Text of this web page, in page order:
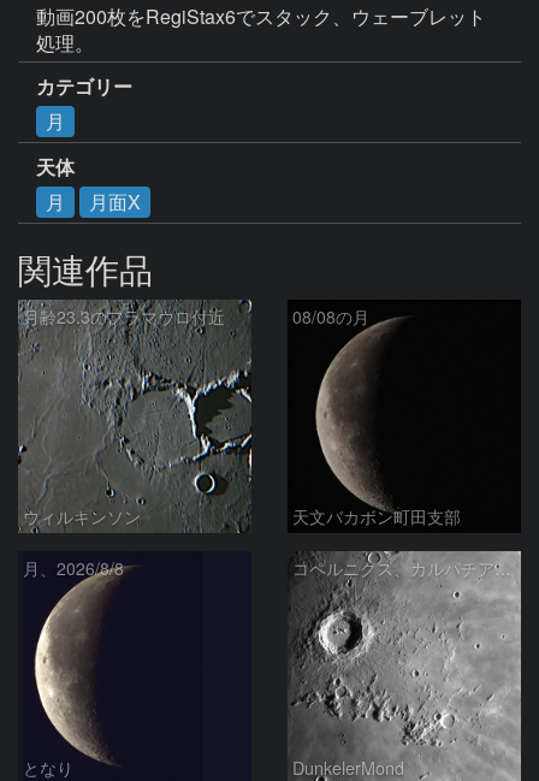
動画200枚をRegiStax6でスタック、ウェーブレット
処理。
カテゴリー
月
天体
月
月面X
関連作品
月齢23.3のフラマウロ付近
ウィルキンソン
08/08の月
天文バカボン町田支部
月、2026/8/8
となり
コペルニクス、カルパチア山脈付近
DunkelerMond